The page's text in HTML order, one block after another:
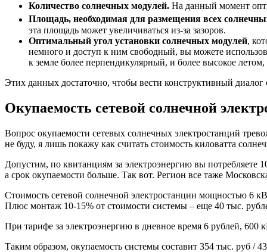
Количество солнечных модулей. На данный момент
Площадь, необходимая для размещения всех
эта площадь может увеличиваться из-за зазоров.
Оптимальный угол установки солнечных модулей,
немного и доступ к ним свободный, вы можете
к земле более перпендикулярный, и более высокое
Этих данных достаточно, чтобы вести конструктивный
Окупаемость сетевой солнечной
Вопрос окупаемости сетевых солнечных электростанций
не буду, я лишь покажу как считать стоимость киловатта
Допустим, по квитанциям за электроэнергию вы потребляете
а срок окупаемости больше. Так вот. Регион все таже
Стоимость сетевой солнечной электростанции мощностью 6
Плюс монтаж 10-15% от стоимости системы – еще 40 тыс.
При тарифе за электроэнергию в дневное время 6 рублей, 600
Таким образом, окупаемость системы составит 354 тыс. руб /